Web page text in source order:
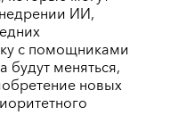
ИИ,
с помощниками
будут меняться,
новых